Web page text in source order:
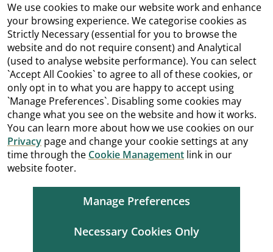
We use cookies to make our website work and enhance
your browsing experience. We categorise cookies as
Strictly Necessary (essential for you to browse the
website and do not require consent) and Analytical
(used to analyse website performance). You can select
`Accept All Cookies` to agree to all of these cookies, or
only opt in to what you are happy to accept using
`Manage Preferences`. Disabling some cookies may
change what you see on the website and how it works.
You can learn more about how we use cookies on our
Privacy page and change your cookie settings at any
time through the Cookie Management link in our
website footer.
Manage Preferences
Necessary Cookies Only